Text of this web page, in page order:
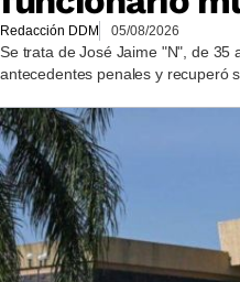
Redacción DDM 05/08/2026
Se trata de José Jaime "N", de 35
antecedentes penales y recuperó